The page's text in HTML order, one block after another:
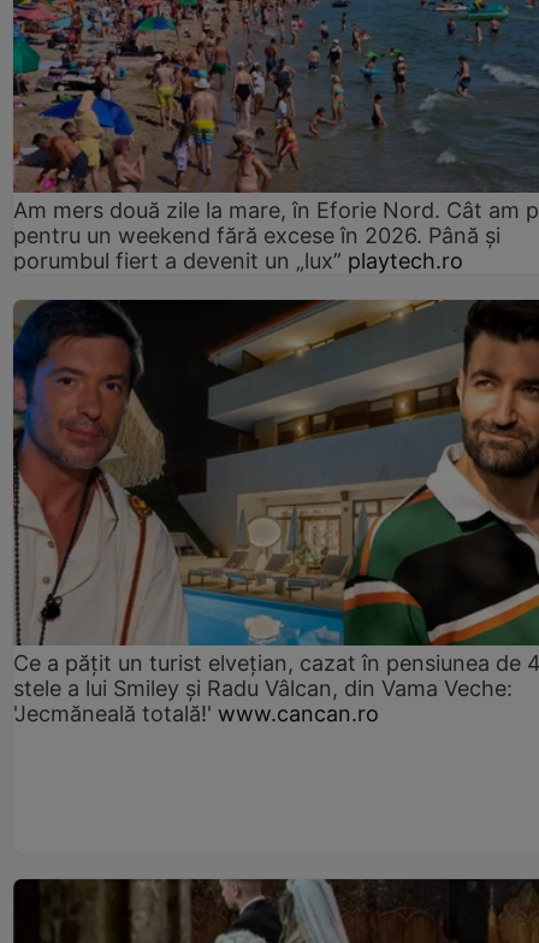
Am mers două zile la mare, în Eforie Nord. Cât am
pentru un weekend fără excese în 2026. Până și
porumbul fiert a devenit un „lux” playtech.ro
Ce a pățit un turist elvețian, cazat în pensiunea de
stele a lui Smiley și Radu Vâlcan, din Vama Veche:
'Jecmăneală totală!' www.cancan.ro